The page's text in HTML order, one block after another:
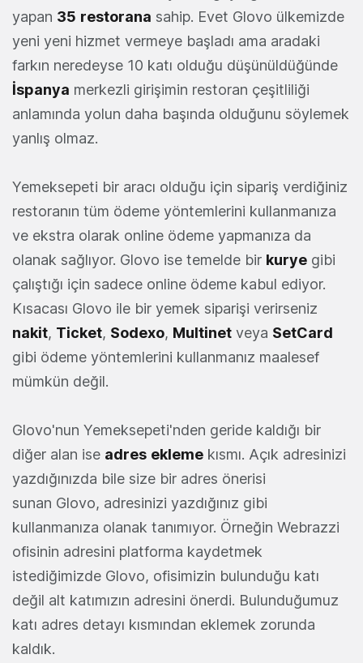
yapan 35 restorana sahip. Evet Glovo ülkemizde
yeni yeni hizmet vermeye başladı ama aradaki
farkın neredeyse 10 katı olduğu düşünüldüğünde
İspanya merkezli girişimin restoran çeşitliliği
anlamında yolun daha başında olduğunu söylemek
yanlış olmaz.
Yemeksepeti bir aracı olduğu için sipariş verdiğiniz
restoranın tüm ödeme yöntemlerini kullanmanıza
ve ekstra olarak online ödeme yapmanıza da
olanak sağlıyor. Glovo ise temelde bir kurye gibi
çalıştığı için sadece online ödeme kabul ediyor.
Kısacası Glovo ile bir yemek siparişi verirseniz
nakit, Ticket, Sodexo, Multinet veya SetCard
gibi ödeme yöntemlerini kullanmanız maalesef
mümkün değil.
Glovo'nun Yemeksepeti'nden geride kaldığı bir
diğer alan ise adres ekleme kısmı. Açık adresinizi
yazdığınızda bile size bir adres önerisi
sunan Glovo, adresinizi yazdığınız gibi
kullanmanıza olanak tanımıyor. Örneğin Webrazzi
ofisinin adresini platforma kaydetmek
istediğimizde Glovo, ofisimizin bulunduğu katı
değil alt katımızın adresini önerdi. Bulunduğumuz
katı adres detayı kısmından eklemek zorunda
kaldık.